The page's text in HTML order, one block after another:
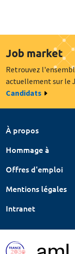
Job market
Retrouvez
actuellement sur le
Candidats
À propos
Hommage à
Offres d'emploi
Mentions légales
Intranet